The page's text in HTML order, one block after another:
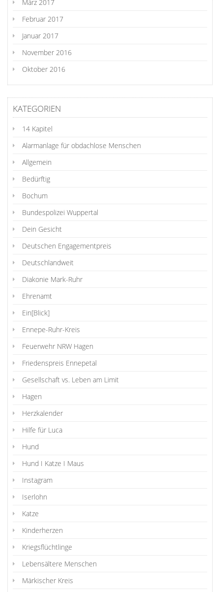
März 2017
Februar 2017
Januar 2017
November 2016
Oktober 2016
KATEGORIEN
14 Kapitel
Alarmanlage für obdachlose Menschen
Allgemein
Bedürftig
Bochum
Bundespolizei Wuppertal
Dein Gesicht
Deutschen Engagementpreis
Deutschlandweit
Diakonie Mark-Ruhr
Ehrenamt
Ein[Blick]
Ennepe-Ruhr-Kreis
Feuerwehr NRW Hagen
Friedenspreis Ennepetal
Gesellschaft vs. Leben am Limit
Hagen
Herzkalender
Hilfe für Luca
Hund
Hund I Katze I Maus
Instagram
Iserlohn
Katze
Kinderherzen
Kriegsflüchtlinge
Lebensältere Menschen
Märkischer Kreis